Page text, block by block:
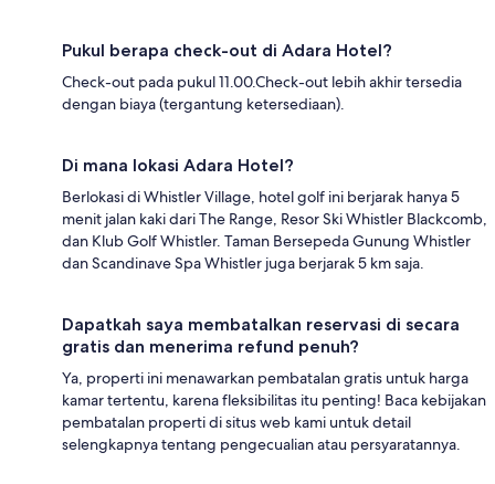
Pukul berapa check-out di Adara Hotel?
Check-out pada pukul 11.00.Check-out lebih akhir tersedia
dengan biaya (tergantung ketersediaan).
Di mana lokasi Adara Hotel?
Berlokasi di Whistler Village, hotel golf ini berjarak hanya 5
menit jalan kaki dari The Range, Resor Ski Whistler Blackcomb,
dan Klub Golf Whistler. Taman Bersepeda Gunung Whistler
dan Scandinave Spa Whistler juga berjarak 5 km saja.
Dapatkah saya membatalkan reservasi di secara
gratis dan menerima refund penuh?
Ya, properti ini menawarkan pembatalan gratis untuk harga
kamar tertentu, karena fleksibilitas itu penting! Baca kebijakan
pembatalan properti di situs web kami untuk detail
selengkapnya tentang pengecualian atau persyaratannya.